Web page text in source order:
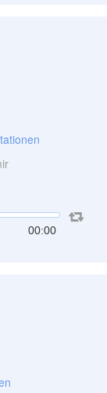
00:00